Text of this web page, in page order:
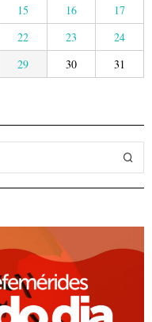
15 16
17
22 23
24
29 30 31